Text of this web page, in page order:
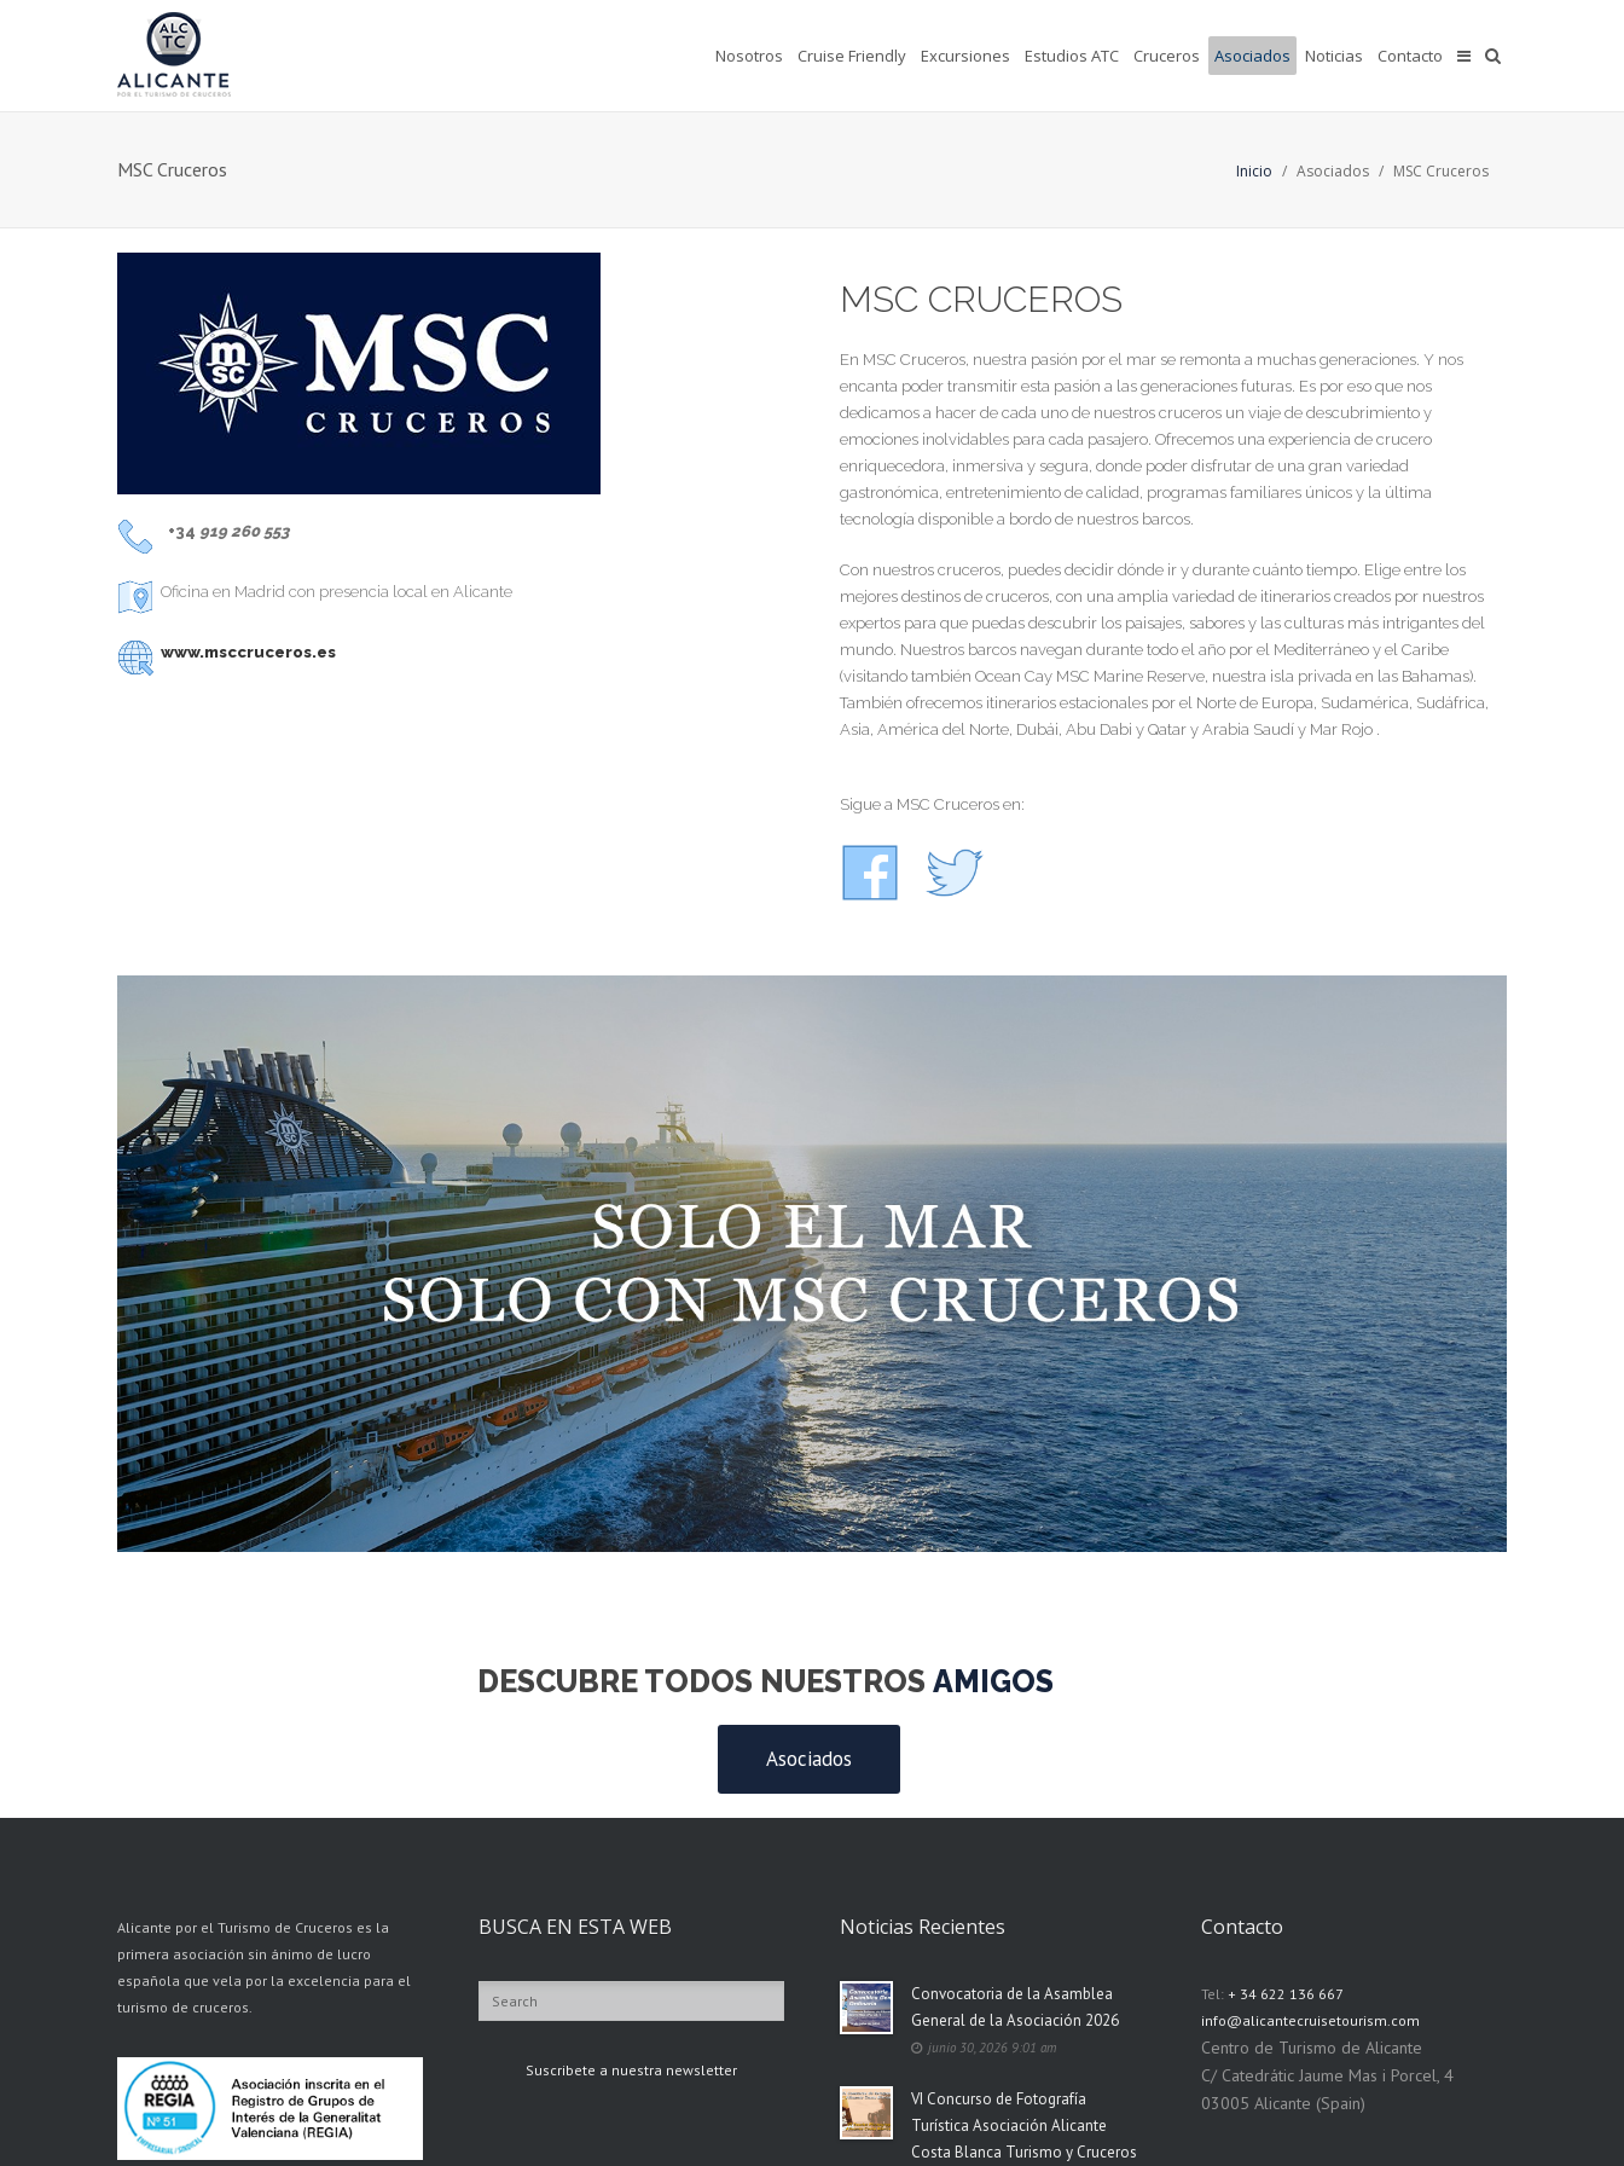
Nosotros Cruise Friendly Excursiones Estudios ATC Cruceros Asociados Noticias Contacto
MSC Cruceros Inicio / Asociados / MSC Cruceros
+34 919 260 553
Oficina en Madrid con presencia local en Alicante
www.msccruceros.es
MSC CRUCEROS
En MSC Cruceros, nuestra pasión por el mar se remonta a muchas generaciones. Y nos
encanta poder transmitir esta pasión a las generaciones futuras. Es por eso que nos
dedicamos a hacer de cada uno de nuestros cruceros un viaje de descubrimiento y
emociones inolvidables para cada pasajero. Ofrecemos una experiencia de crucero
enriquecedora, inmersiva y segura, donde poder disfrutar de una gran variedad
gastronómica, entretenimiento de calidad, programas familiares únicos y la última
tecnología disponible a bordo de nuestros barcos.
Con nuestros cruceros, puedes decidir dónde ir y durante cuánto tiempo. Elige entre los
mejores destinos de cruceros, con una amplia variedad de itinerarios creados por nuestros
expertos para que puedas descubrir los paisajes, sabores y las culturas más intrigantes del
mundo. Nuestros barcos navegan durante todo el año por el Mediterráneo y el Caribe
(visitando también Ocean Cay MSC Marine Reserve, nuestra isla privada en las Bahamas).
También ofrecemos itinerarios estacionales por el Norte de Europa, Sudamérica, Sudáfrica,
Asia, América del Norte, Dubái, Abu Dabi y Qatar y Arabia Saudí y Mar Rojo .
Sigue a MSC Cruceros en:
DESCUBRE TODOS NUESTROS COMPAÑEROS
Asociados
Alicante por el Turismo de Cruceros es la
primera asociación sin ánimo de lucro
española que vela por la excelencia para el
turismo de cruceros.
BUSCA EN ESTA WEB
Suscribete a nuestra newsletter
Noticias Recientes
Convocatoria de la Asamblea
General de la Asociación 2026
junio 30, 2026 9:01 am
VI Concurso de Fotografía
Turística Asociación Alicante
Costa Blanca Turismo y Cruceros
Contacto
Tel: + 34 622 136 667
info@alicantecruisetourism.com
Centro de Turismo de Alicante
C/ Catedrátic Jaume Mas i Porcel, 4
03005 Alicante (Spain)